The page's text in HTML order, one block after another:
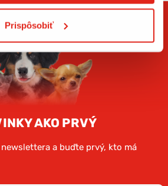
Prispôsobiť
- 40 cm
AKO PRVÝ
a buďte prvý, kto má